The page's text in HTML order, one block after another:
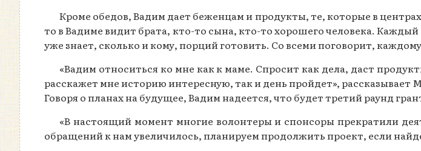
Кроме обедов, Вадим дает беженцам и продукты, те, которые в
то в Вадиме видит брата, кто-то сына, кто-то хорошего человека.
уже знает, сколько и кому, порций готовить. Со всеми поговорит,
«Вадим относиться ко мне как к маме. Спросит как дела, даст
расскажет мне историю интересную, так и день пройдет», рассказывает
Говоря о планах на будущее, Вадим надеется, что будет третий раунд
«В настоящий момент многие волонтеры и спонсоры прекратили
обращений к нам увеличилось, планируем продолжить проект, если